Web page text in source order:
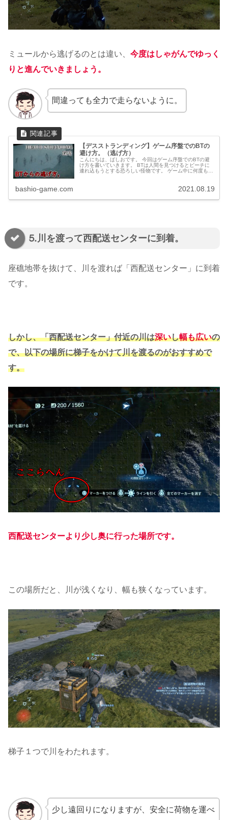
ミュールから逃げるのとは違い、 今度はしゃがんでゆっく
りと進んでいきましょう。
間違っても全力で走らないように。
【デスストランディング】ゲーム序盤でのBTの
避け方。（逃げ方）
こんにちは、ばしおです。 今回はゲーム序盤でのBTの避
け方を書いていきます。 BTは人間を見つけるとビーチに
連れ込もうとする恐ろしい怪物です。 ゲーム中に何度も遭
bashio-game.com 2021.08.19
⒌川を渡って西配送センターに到着。
座礁地帯を抜けて、川を渡れば「西配送センター」に到着
です。
しかし、「西配送センター」付近の川は深いし幅も広いの
で、以下の場所に梯子をかけて川を渡るのがおすすめで
す。
西配送センターより少し奥に行った場所です。
この場所だと、川が浅くなり、幅も狭くなっています。
梯子１つで川をわたれます。
少し遠回りになりますが、安全に荷物を運べ